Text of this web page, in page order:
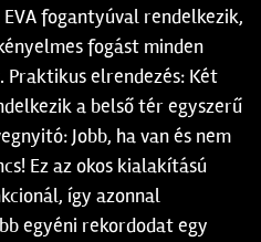
fogantyúval rendelkezik,
fogást minden
elrendezés: Két
a belső tér egyszerű
Jobb, ha van és nem
Ez az okos kialakítású
így azonnal
egyéni rekordodat egy